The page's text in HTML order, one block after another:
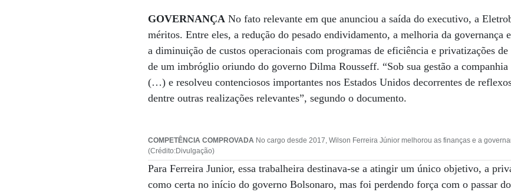
GOVERNANÇA No fato relevante em que anunciou a saída do executivo, a
méritos. Entre eles, a redução do pesado endividamento, a melhoria da governança
a diminuição de custos operacionais com programas de eficiência e privatizações
de um imbróglio oriundo do governo Dilma Rousseff. “Sob sua gestão a
(…) e resolveu contenciosos importantes nos Estados Unidos decorrentes de
dentre outras realizações relevantes”, segundo o documento.
COMPETÊNCIA COMPROVADA No cargo desde 2017, Wilson Ferreira Júnior melhorou as finanças e a
(Crédito:Divulgação)
Para Ferreira Junior, essa trabalheira destinava-se a atingir um único objetivo, a
como certa no início do governo Bolsonaro, mas foi perdendo força com o passar